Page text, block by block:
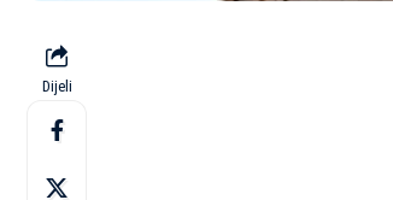
Dijeli